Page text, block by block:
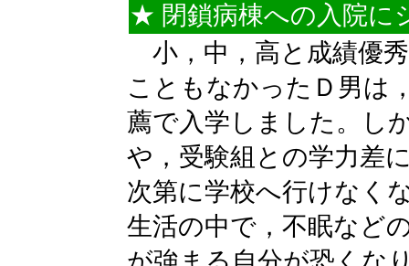
★ 閉鎖病棟への入院に
小，中，高と成績優
こともなかったＤ男は
薦で入学しました。し
や，受験組との学力差
次第に学校へ行けなく
生活の中で，不眠など